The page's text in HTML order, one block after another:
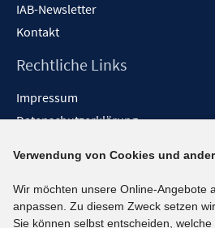
IAB-Newsletter
Kontakt
Rechtliche Links
Impressum
Datenschutzerklärung
Barrieren melden
Social-Media-Kanäle
Verwendung von Cookies und
Wir möchten unsere Online-Angebote
anpassen. Zu diesem Zweck setzen
Sie können selbst entscheiden,